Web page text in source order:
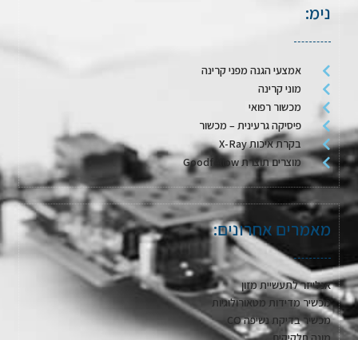
נימ:
אמצעי הגנה מפני קרינה
מוני קרינה
מכשור רפואי
פיסיקה גרעינית – מכשור
בקרת איכות X-Ray
מוצרים תוצרת Goodfellow
מאמרים אחרונים:
אנלייזר לתעשיית מזון
מכשיר מדידות מטאורולוגיות
מכשיר בדיקת נשיפה CO